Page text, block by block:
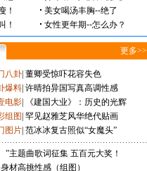
更多>>
八卦 董卿受惊吓花容失色
爆料 许晴拍异国写真高调性感
电影
《建国大业》：历史的光辉
组图 罕见赵雅芝风华绝代贴画
图片 范冰冰复古照似“女魔头”
”主题曲歌词征集 五百元大奖！
材高挑性感（组图）